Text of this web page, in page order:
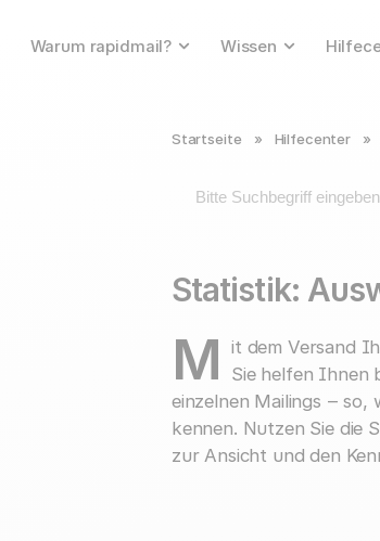
Warum rapidmail? Wissen
Startseite » Hilfecenter »
Statistik:
M
it dem Versand
Sie helfen Ihnen
einzelnen Mailings ‒ so,
kennen. Nutzen Sie die
zur Ansicht und den